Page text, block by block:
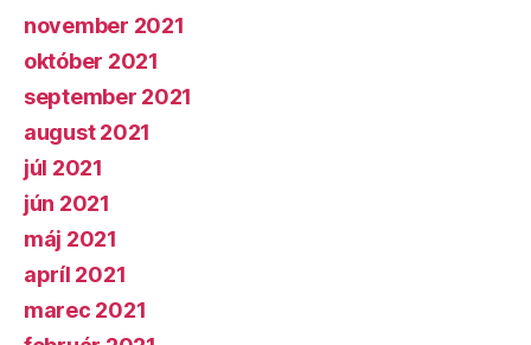
november 2021
október 2021
september 2021
august 2021
júl 2021
jún 2021
máj 2021
apríl 2021
marec 2021